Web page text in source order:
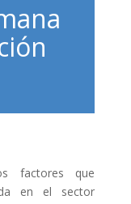
factores que
en el sector